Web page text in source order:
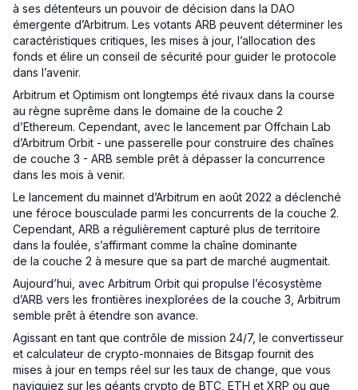
à ses détenteurs un pouvoir de décision dans la DAO
émergente d’Arbitrum. Les votants ARB peuvent déterminer les
caractéristiques critiques, les mises à jour, l’allocation des
fonds et élire un conseil de sécurité pour guider le protocole
dans l’avenir.
Arbitrum et Optimism ont longtemps été rivaux dans la course
au règne suprême dans le domaine de la couche 2
d’Ethereum. Cependant, avec le lancement par Offchain Lab
d’Arbitrum Orbit - une passerelle pour construire des chaînes
de couche 3 - ARB semble prêt à dépasser la concurrence
dans les mois à venir.
Le lancement du mainnet d’Arbitrum en août 2022 a déclenché
une féroce bousculade parmi les concurrents de la couche 2.
Cependant, ARB a régulièrement capturé plus de territoire
dans la foulée, s’affirmant comme la chaîne dominante
de la couche 2 à mesure que sa part de marché augmentait.
Aujourd’hui, avec Arbitrum Orbit qui propulse l’écosystème
d’ARB vers les frontières inexplorées de la couche 3, Arbitrum
semble prêt à étendre son avance.
Agissant en tant que contrôle de mission 24/7, le convertisseur
et calculateur de crypto-monnaies de Bitsgap fournit des
mises à jour en temps réel sur les taux de change, que vous
naviguiez sur les géants crypto de BTC, ETH et XRP ou que